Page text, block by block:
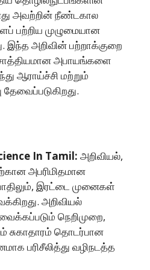
அவற்றின் நீண்டகால
பற்றிய முழுமையான
இந்த அறிவின் பற்றாக்குறை
சாத்தியமான அபாயங்களை
ஆராய்ச்சி மற்றும்
In Tamil: அறிவியல்,
அபரிமிதமான
இரட்டை முனைகள்
அறிவியல்
நெறிமுறை,
சுகாதாரம் தொடர்பான
பரிசீலித்து வழிநடத்த